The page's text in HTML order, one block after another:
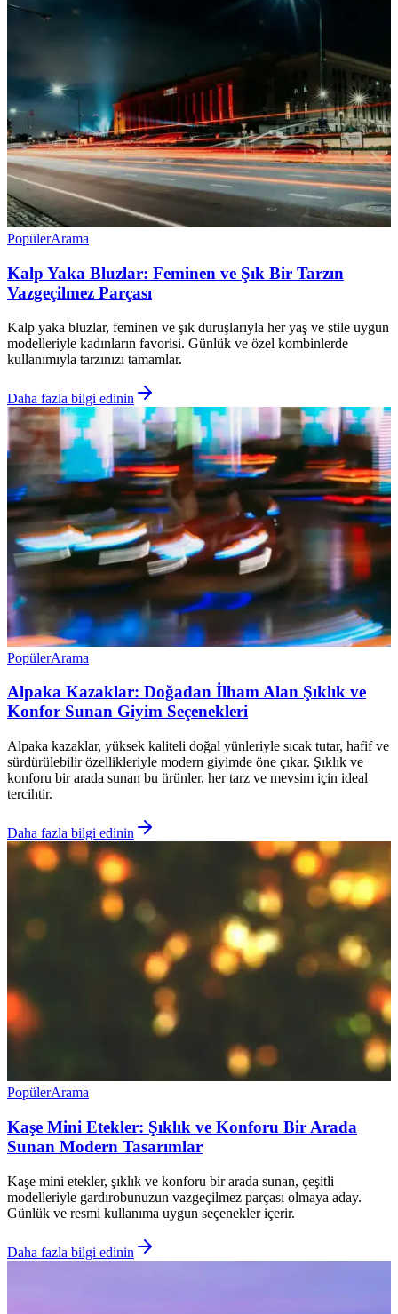
PopülerArama
Kalp Yaka Bluzlar: Feminen ve Şık Bir Tarzın
Vazgeçilmez Parçası
Kalp yaka bluzlar, feminen ve şık duruşlarıyla her yaş ve stile uygun
modelleriyle kadınların favorisi. Günlük ve özel kombinlerde
kullanımıyla tarzınızı tamamlar.
Daha fazla bilgi edinin
PopülerArama
Alpaka Kazaklar: Doğadan İlham Alan Şıklık ve
Konfor Sunan Giyim Seçenekleri
Alpaka kazaklar, yüksek kaliteli doğal yünleriyle sıcak tutar, hafif ve
sürdürülebilir özellikleriyle modern giyimde öne çıkar. Şıklık ve
konforu bir arada sunan bu ürünler, her tarz ve mevsim için ideal
tercihtir.
Daha fazla bilgi edinin
PopülerArama
Kaşe Mini Etekler: Şıklık ve Konforu Bir Arada
Sunan Modern Tasarımlar
Kaşe mini etekler, şıklık ve konforu bir arada sunan, çeşitli
modelleriyle gardırobunuzun vazgeçilmez parçası olmaya aday.
Günlük ve resmi kullanıma uygun seçenekler içerir.
Daha fazla bilgi edinin